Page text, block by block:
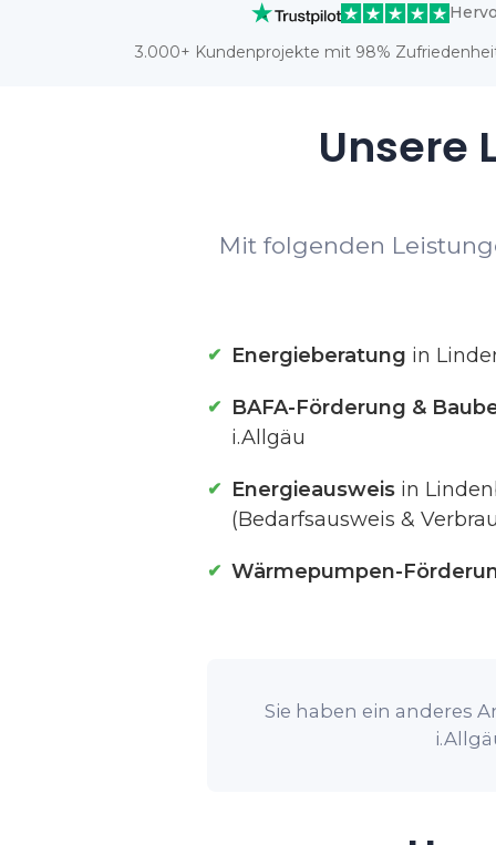
3.000+ Kundenprojekte mit 98%
Unsere
Mit folgenden
Energieberatung in
BAFA-Förderung &
i.Allgäu
Energieausweis in
(Bedarfsausweis &
Wärmepumpen-
Sie haben ein anderes